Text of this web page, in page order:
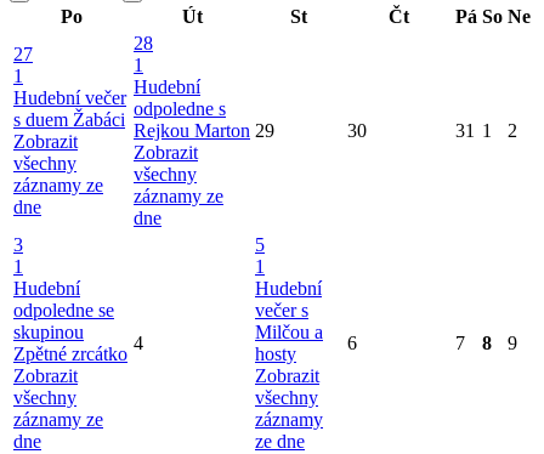
Po
Út St Čt Pá So Ne
27
1
Hudební večer
s duem Žabáci
Zobrazit
všechny
záznamy ze
dne
28
1
Hudební
odpoledne s
Rejkou Marton
Zobrazit
všechny
záznamy ze
dne
29 30 31 1 2
3
1
Hudební
odpoledne se
skupinou
Zpětné zrcátko
Zobrazit
všechny
záznamy ze
dne
4
5
1
Hudební
večer s
Milčou a
hosty
Zobrazit
všechny
záznamy
ze dne
6 7 8 9